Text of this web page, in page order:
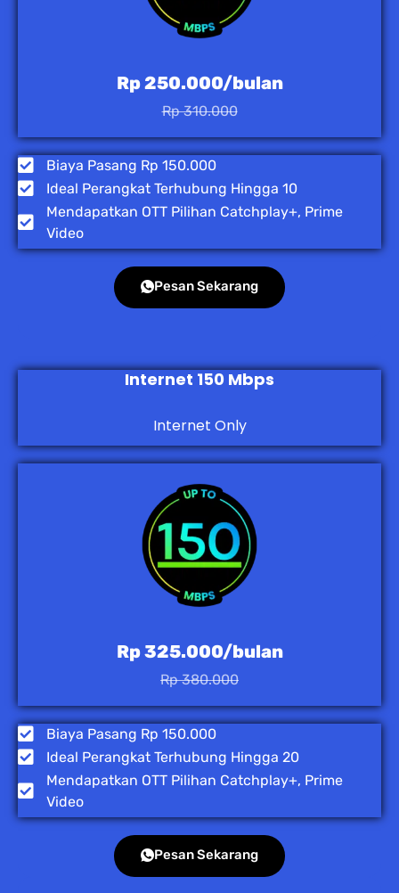
Rp 250.000/bulan
Rp 310.000
Biaya Pasang Rp 150.000
Ideal Perangkat Terhubung Hingga 10
Mendapatkan OTT Pilihan Catchplay+, Prime
Video
Pesan Sekarang
Internet 150 Mbps
Internet Only
Rp 325.000/bulan
Rp 380.000
Biaya Pasang Rp 150.000
Ideal Perangkat Terhubung Hingga 20
Mendapatkan OTT Pilihan Catchplay+, Prime
Video
Pesan Sekarang